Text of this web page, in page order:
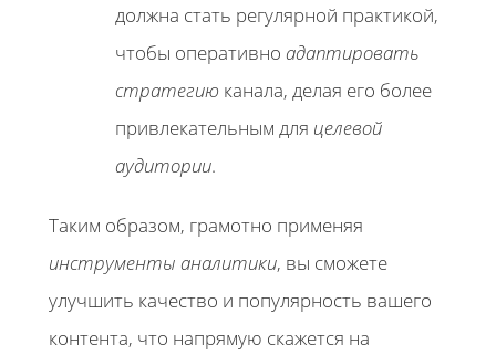
должна стать регулярной практикой,
чтобы оперативно адаптировать
стратегию канала, делая его более
привлекательным для целевой
аудитории.
Таким образом, грамотно применяя
инструменты аналитики, вы сможете
улучшить качество и популярность вашего
контента, что напрямую скажется на